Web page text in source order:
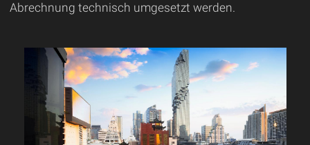
Abrechnung technisch umgesetzt werden.